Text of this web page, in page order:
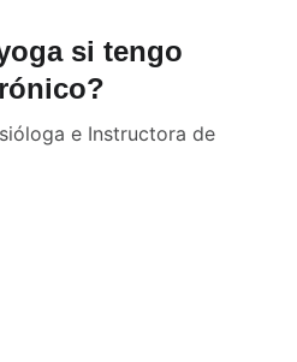
si tengo
e Instructora de